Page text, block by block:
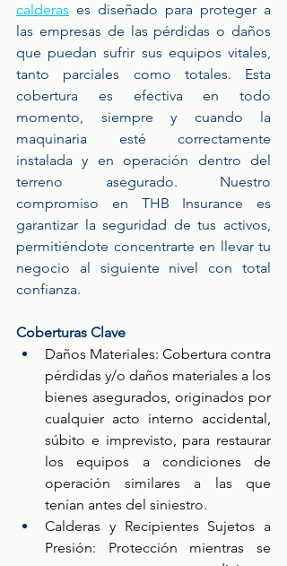
calderas es diseñado para proteger a
las empresas de las pérdidas o daños
que puedan sufrir sus equipos vitales,
tanto parciales como totales. Esta
cobertura es efectiva en todo
momento, siempre y cuando la
maquinaria esté correctamente
instalada y en operación dentro del
terreno asegurado. Nuestro
compromiso en THB Insurance es
garantizar la seguridad de tus activos,
permitiéndote concentrarte en llevar tu
negocio al siguiente nivel con total
confianza.
Coberturas Clave
Daños Materiales: Cobertura contra
pérdidas y/o daños materiales a los
bienes asegurados, originados por
cualquier acto interno accidental,
súbito e imprevisto, para restaurar
los equipos a condiciones de
operación similares a las que
tenían antes del siniestro.
Calderas y Recipientes Sujetos a
Presión: Protección mientras se